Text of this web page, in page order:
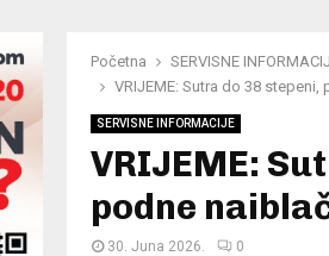
Početna
SERVISNE
VRIJEME: Sutra do 38
SERVISNE INFORMACIJE
VRIJEME:
podne
30. Juna 2026. 0